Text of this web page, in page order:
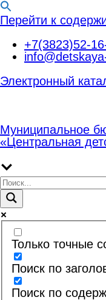
Перейти к
+7(3823)52-
Электронный
Муниципальное
«Центральная
Только точные
Поиск по
Поиск по